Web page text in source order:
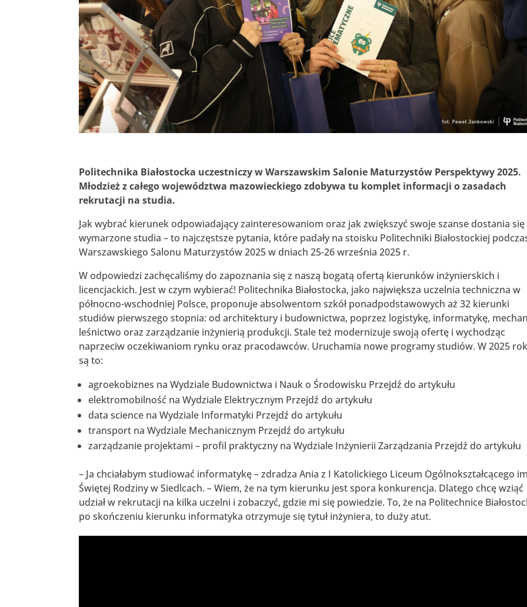
Politechnika Białostocka uczestniczy w Warszawskim Salonie Maturzystów Perspektywy 2025.
Młodzież z całego województwa mazowieckiego zdobywa tu komplet informacji o zasadach
rekrutacji na studia.
Jak wybrać kierunek odpowiadający zainteresowaniom oraz jak zwiększyć swoje szanse dostania się
wymarzone studia – to najczęstsze pytania, które padały na stoisku Politechniki Białostockiej
Warszawskiego Salonu Maturzystów 2025 w dniach 25-26 września 2025 r.
W odpowiedzi zachęcaliśmy do zapoznania się z naszą bogatą ofertą kierunków inżynierskich i
licencjackich. Jest w czym wybierać! Politechnika Białostocka, jako największa uczelnia techniczna w
północno-wschodniej Polsce, proponuje absolwentom szkół ponadpodstawowych aż 32 kierunki
studiów pierwszego stopnia: od architektury i budownictwa, poprzez logistykę, informatykę,
leśnictwo oraz zarządzanie inżynierią produkcji. Stale też modernizuje swoją ofertę i wychodząc
naprzeciw oczekiwaniom rynku oraz pracodawców. Uruchamia nowe programy studiów. W 2025
są to:
agroekobiznes na Wydziale Budownictwa i Nauk o Środowisku Przejdź do artykułu
elektromobilność na Wydziale Elektrycznym Przejdź do artykułu
data science na Wydziale Informatyki Przejdź do artykułu
transport na Wydziale Mechanicznym Przejdź do artykułu
zarządzanie projektami – profil praktyczny na Wydziale Inżynierii Zarządzania Przejdź do artykułu
– Ja chciałabym studiować informatykę – zdradza Ania z I Katolickiego Liceum Ogólnokształcącego
Świętej Rodziny w Siedlcach. – Wiem, że na tym kierunku jest spora konkurencja. Dlatego chcę wziąć
udział w rekrutacji na kilka uczelni i zobaczyć, gdzie mi się powiedzie. To, że na Politechnice
po skończeniu kierunku informatyka otrzymuje się tytuł inżyniera, to duży atut.